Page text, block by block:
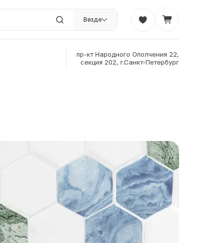
Везде
пр-кт Народного Ополчения 22,
секция 202, г.Санкт-Петербург